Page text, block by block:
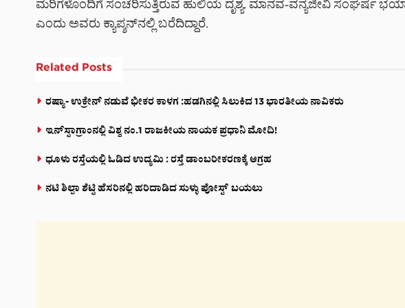
ಮರಿಗಳೊಂದಿಗೆ ಸಂಚರಿಸುತ್ತಿರುವ ಹುಲಿಯ ದೃಶ್ಯ. ಮಾನವ-ವನ್ಯಜೀವಿ ಸಂಘರ್ಷ
ಎಂದು ಅವರು ಕ್ಯಾಪ್ಶನ್‌ನಲ್ಲಿ ಬರೆದಿದ್ದಾರೆ.
Related Posts
ರಷ್ಯಾ- ಉಕ್ರೇನ್ ನಡುವೆ ಭೀಕರ ಕಾಳಗ :ಹಡಗಿನಲ್ಲಿ ಸಿಲುಕಿದ 13 ಭಾರತೀಯ ನಾವಿಕರು
ಇನ್‌ಸ್ಟಾಗ್ರಾಂನಲ್ಲಿ ವಿಶ್ವ ನಂ.1 ರಾಜಕೀಯ ನಾಯಕ ಪ್ರಧಾನಿ ಮೋದಿ!
ಧೂಳು ರಸ್ತೆಯಲ್ಲಿ ಓಡಿದ ಉದ್ಯಮಿ : ರಸ್ತೆ ಡಾಂಬರೀಕರಣಕ್ಕೆ ಆಗ್ರಹ
ನಟಿ ಶಿಲ್ಪಾ ಶೆಟ್ಟಿ ಹೆಸರಿನಲ್ಲಿ ಹರಿದಾಡಿದ ಸುಳ್ಳು ಪೋಸ್ಟ್‌ ಬಯಲು